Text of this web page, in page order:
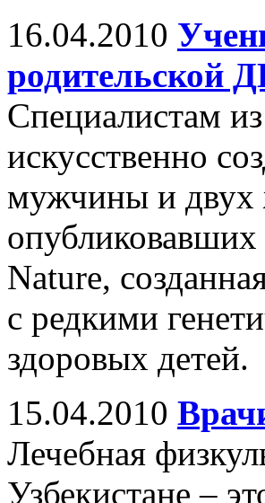
16.04.2010
родительской
Специалистам
искусственно
мужчины и
опубликовавших
Nature,
с редкими
здоровых детей.
15.04.2010
Лечебная
Узбекистане –